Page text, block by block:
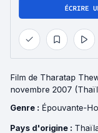
ÉCRIRE
Film de Tharatap
novembre 2007
Genre : Épouvante-
Pays d'origine :